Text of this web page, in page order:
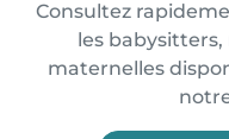
Consultez
les
maternelles